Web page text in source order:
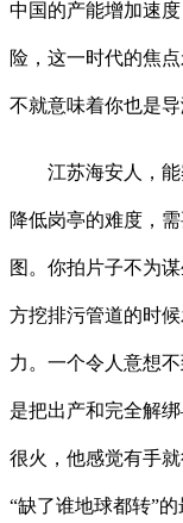
中国的产能增加速
险，这一时代的焦
不就意味着你也是导
江苏海安人，能
降低岗亭的难度，
图。你拍片子不为
方挖排污管道的时
力。一个令人意想
是把出产和完全解
很火，他感觉有手
“缺了谁地球都转”